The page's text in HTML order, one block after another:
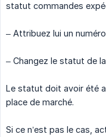
statut commandes
– Attribuez lui un
– Changez le statut de
Le statut doit avoir été
place de marché.
Si ce n’est pas le cas,